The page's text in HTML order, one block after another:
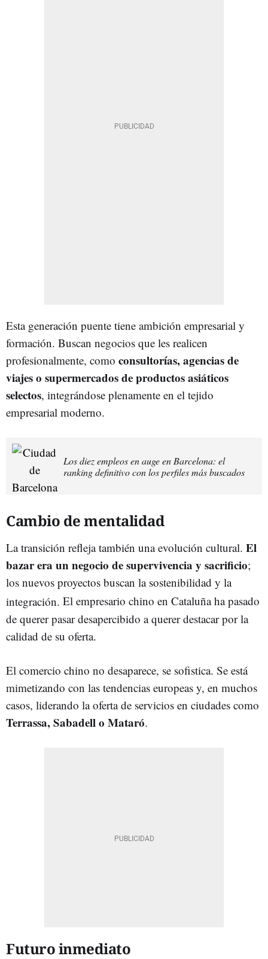
Esta generación puente tiene ambición empresarial y
formación. Buscan negocios que les realicen
profesionalmente, como consultorías, agencias de
viajes o supermercados de productos asiáticos
selectos, integrándose plenamente en el tejido
empresarial moderno.
Los diez empleos en auge en Barcelona: el
ranking definitivo con los perfiles más buscados
Cambio de mentalidad
La transición refleja también una evolución cultural. El
bazar era un negocio de supervivencia y sacrificio;
los nuevos proyectos buscan la sostenibilidad y la
integración. El empresario chino en Cataluña ha pasado
de querer pasar desapercibido a querer destacar por la
calidad de su oferta.
El comercio chino no desaparece, se sofistica. Se está
mimetizando con las tendencias europeas y, en muchos
casos, liderando la oferta de servicios en ciudades como
Terrassa, Sabadell o Mataró.
Futuro inmediato